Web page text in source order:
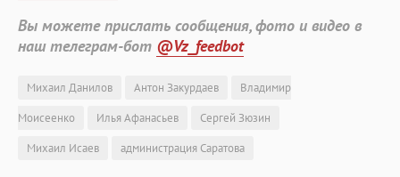
Вы можете прислать сообщения, фото и видео в
наш телеграм-бот @Vz_feedbot
Михаил Данилов Антон Закурдаев
Владимир
Моисеенко
Илья Афанасьев
Сергей Зюзин
Михаил Исаев
администрация Саратова